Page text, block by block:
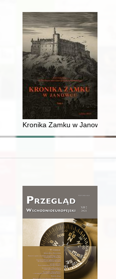
Kronika Zamku w Janowcu. T.